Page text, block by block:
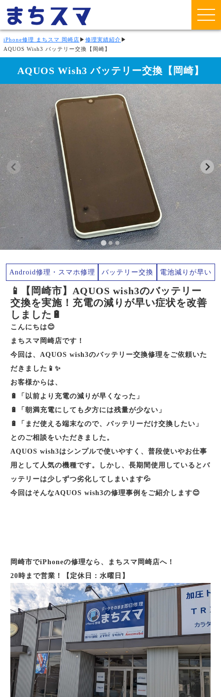
iPhone修理 まちスマ 岡崎店 ▶ 修理実績紹介 ▶
AQUOS Wish3 バッテリー交換【岡崎】
AQUOS Wish3 バッテリー交換【岡崎】
Android修理・スマホ修理 バッテリー交換 電池減りが早い
📱【岡崎市】AQUOS wish3のバッテリー
交換を実施！充電の減りが早い症状を改善
しました🔋
こんにちは😊
まちスマ岡崎店です！
今回は、AQUOS wish3のバッテリー交換修理をご依頼いた
だきました📱✨
お客様からは、
🔋「以前より充電の減りが早くなった」
🔋「朝満充電にしても夕方には残量が少ない」
🔋「まだ使える端末なので、バッテリーだけ交換したい」
とのご相談をいただきました。
AQUOS wish3はシンプルで使いやすく、普段使いやお仕事
用として人気の機種です。しかし、長期間使用しているとバ
ッテリーは少しずつ劣化してしまいます💦
今回はそんなAQUOS wish3の修理事例をご紹介します😊
岡崎市でiPhoneの修理なら、まちスマ岡崎店へ！
20時まで営業！【定休日：水曜日】